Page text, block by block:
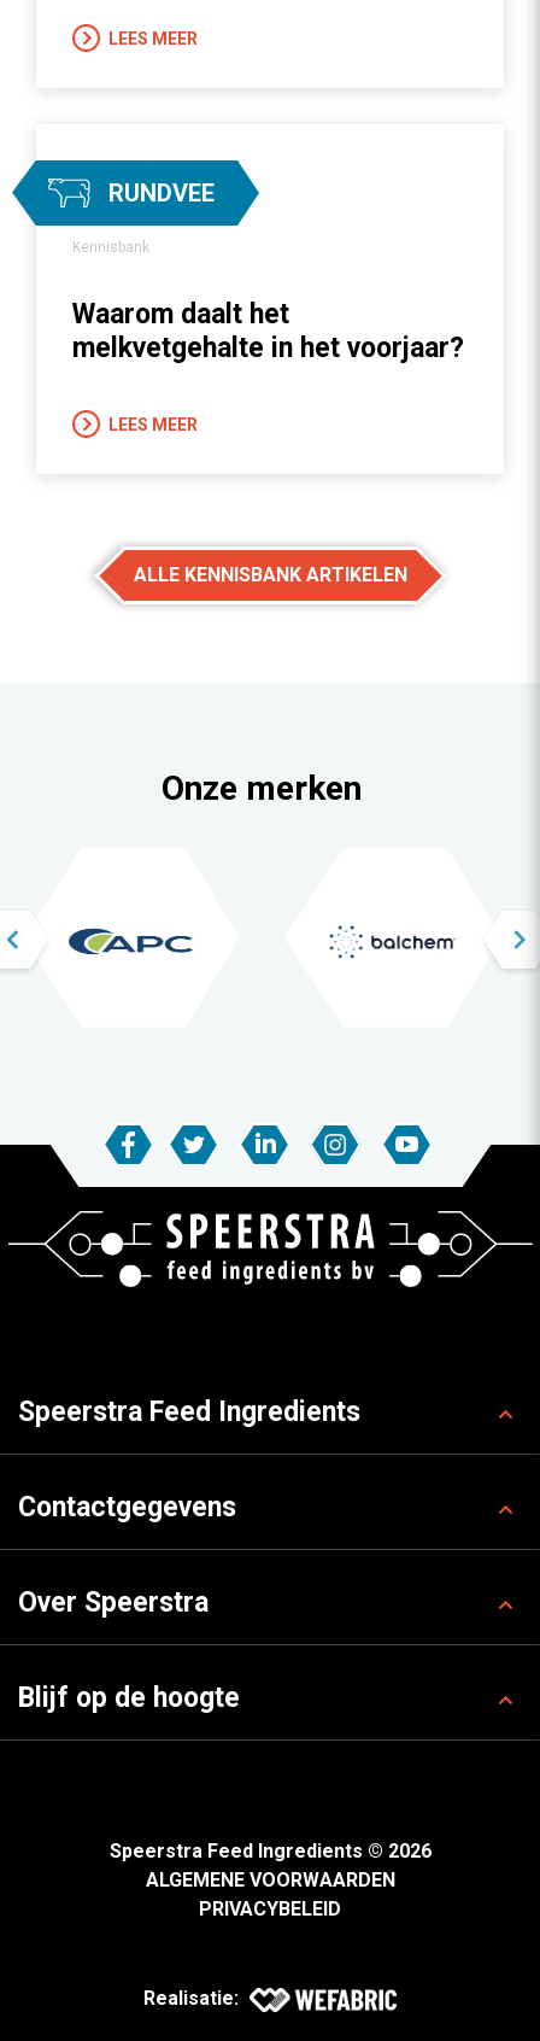
LEES MEER
RUNDVEE
Kennisbank
Waarom daalt het
melkvetgehalte in het voorjaar?
LEES MEER
ALLE KENNISBANK ARTIKELEN
Onze merken
Speerstra Feed Ingredients
Contactgegevens
Over Speerstra
Blijf op de hoogte
Speerstra Feed Ingredients © 2026
ALGEMENE VOORWAARDEN
PRIVACYBELEID
Realisatie: